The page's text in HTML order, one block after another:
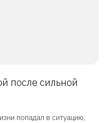
после сильной
попадал в ситуацию,